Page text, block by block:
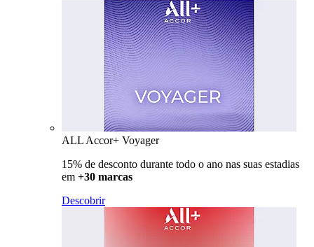
ALL Accor+ Voyager
15% de desconto durante todo o ano nas suas estadias
em +30 marcas
Descobrir